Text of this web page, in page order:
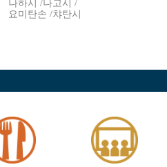
나하시
나고시
요미탄손
챠탄시